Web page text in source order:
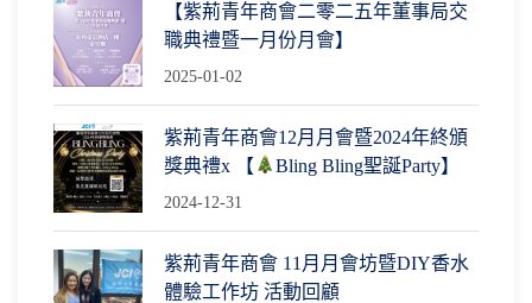
【紫荊青年商會二零二五年董事局交
職典禮暨一月份月會】
2025-01-02
紫荊青年商會12月月會暨2024年終頒
獎典禮x 【
Bling Bling聖誕Party】
2024-12-31
紫荊青年商會 11月月會坊暨DIY香水
體驗工作坊 活動回顧